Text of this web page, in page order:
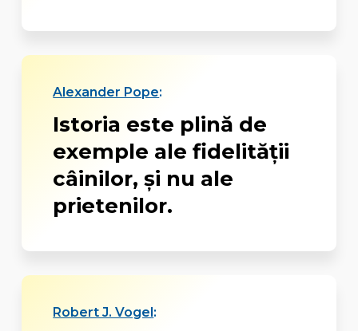
Alexander Pope:
Istoria este plină de
exemple ale fidelității
câinilor, și nu ale
prietenilor.
Robert J. Vogel: